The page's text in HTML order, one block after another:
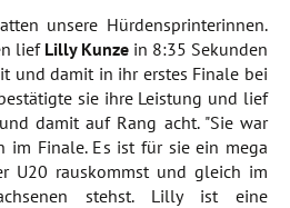
unsere Hürdensprinterinnen.
lief Lilly Kunze in 8:35 Sekunden
und damit in ihr erstes Finale bei
sie ihre Leistung und lief
damit auf Rang acht. "Sie war
im Finale. Es ist für sie ein mega
U20 rauskommst und gleich im
stehst. Lilly ist eine